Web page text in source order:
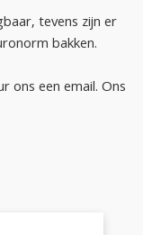
tevens zijn er
bakken.
ons een email. Ons